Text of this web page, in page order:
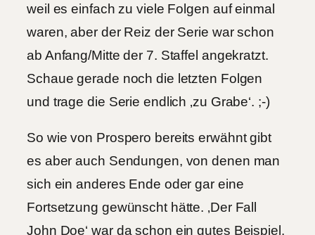
weil es einfach zu viele Folgen auf einmal
waren, aber der Reiz der Serie war schon
ab Anfang/Mitte der 7. Staffel angekratzt.
Schaue gerade noch die letzten Folgen
und trage die Serie endlich ‚zu Grabe‘. ;-)
So wie von Prospero bereits erwähnt gibt
es aber auch Sendungen, von denen man
sich ein anderes Ende oder gar eine
Fortsetzung gewünscht hätte. ‚Der Fall
John Doe‘ war da schon ein gutes Beispiel.